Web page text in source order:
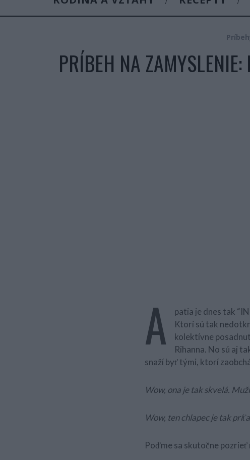
PRÍBEH NA
A
patia je dnes tak
Ktorí sú tak
kolektívne
Rihanna. No sú aj
snaží byť tými, ktorí
Wow, ona je tak skvelá.
Wow, ten chlapec je tak
Poďme sa skutočne pozrieť